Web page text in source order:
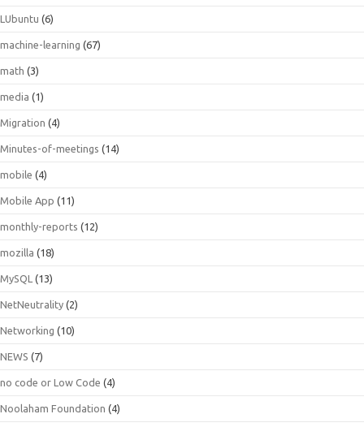
LUbuntu (6)
machine-learning (67)
math (3)
media (1)
Migration (4)
Minutes-of-meetings (14)
mobile (4)
Mobile App (11)
monthly-reports (12)
mozilla (18)
MySQL (13)
NetNeutrality (2)
Networking (10)
NEWS (7)
no code or Low Code (4)
Noolaham Foundation (4)